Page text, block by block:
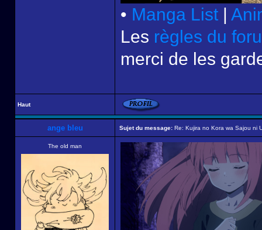
• Manga List |
Les règles du
merci de les
Haut
ange bleu Sujet du message: Re: Kujira no Kora wa Sajou ni
The old man